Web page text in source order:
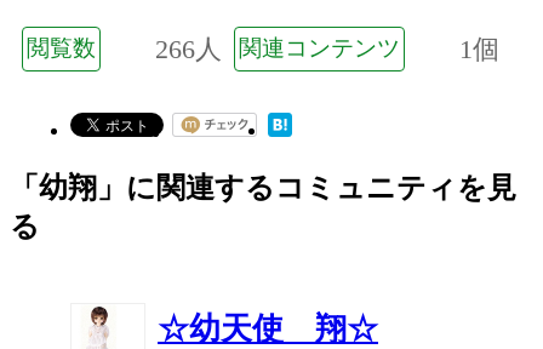
閲覧数 266人 関連コンテンツ 1個
「幼翔」に関連するコミュニティを見
る
☆幼天使 翔☆